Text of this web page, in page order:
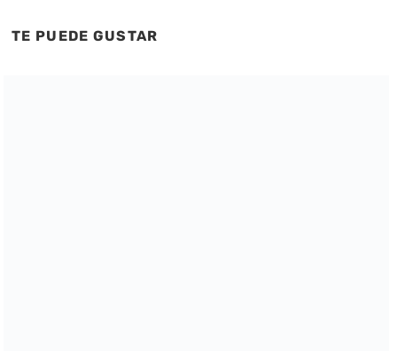
TE PUEDE GUSTAR